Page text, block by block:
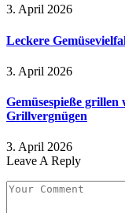
3. April 2026
Leckere
3. April 2026
Gemüsespieße
Grillvergnügen
3. April 2026
Leave A Reply